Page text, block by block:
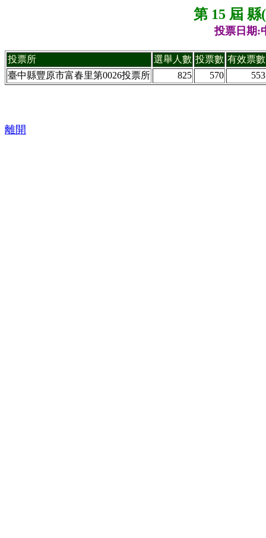
第 15 屆
投票日期:
投票所 選舉人數 投票數 有效票數
臺中縣豐原市富春里第0026投票所
825 570 553
離開